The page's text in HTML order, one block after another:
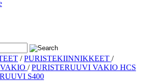
/PURISTEKIINNIKKEET /
VAKIO /PURISTERUUVI VAKIO HCS
S400